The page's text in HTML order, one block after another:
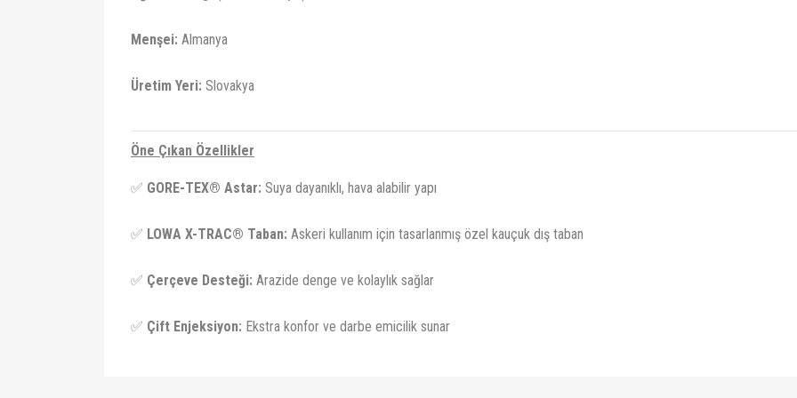
Menşei: Almanya
Üretim Yeri: Slovakya
Öne Çıkan Özellikler
✅ GORE-TEX® Astar: Suya dayanıklı, hava alabilir yapı
✅ LOWA X-TRAC® Taban: Askeri kullanım için tasarlanmış özel kauçuk dış taban
✅ Çerçeve Desteği: Arazide denge ve kolaylık sağlar
✅ Çift Enjeksiyon: Ekstra konfor ve darbe emicilik sunar